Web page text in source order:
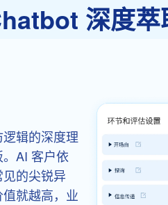
深度萃
辑的深度理
AI 客户依
的尖锐异
就越高，业